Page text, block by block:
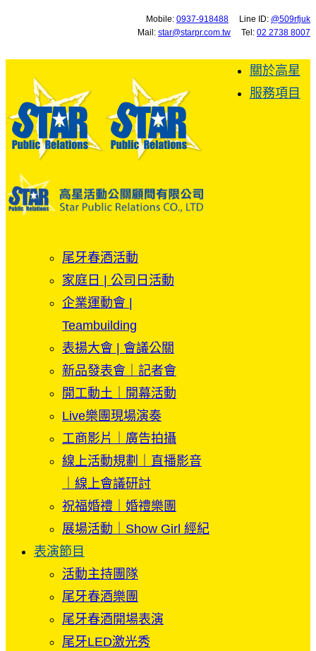
Mobile: 0937-918488 Line ID: @509rfjuk
Mail: star@starpr.com.tw Tel: 02 2738 8007
關於高星
服務項目
尾牙春酒活動
家庭日 | 公司日活動
企業運動會 |
Teambuilding
表揚大會 | 會議公關
新品發表會｜記者會
開工動土｜開幕活動
Live樂團現場演奏
工商影片｜廣告拍攝
線上活動規劃｜直播影音
｜線上會議研討
祝福婚禮｜婚禮樂團
展場活動｜Show Girl 經紀
表演節目
活動主持團隊
尾牙春酒樂團
尾牙春酒開場表演
尾牙LED激光秀